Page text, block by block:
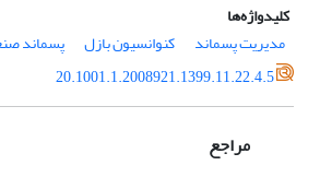
کلیدواژه‌ها
مدیریت پسماند
کنوانسیون بازل پسماند
20.1001.1.2008921.1399.11.22.4.5
مراجع